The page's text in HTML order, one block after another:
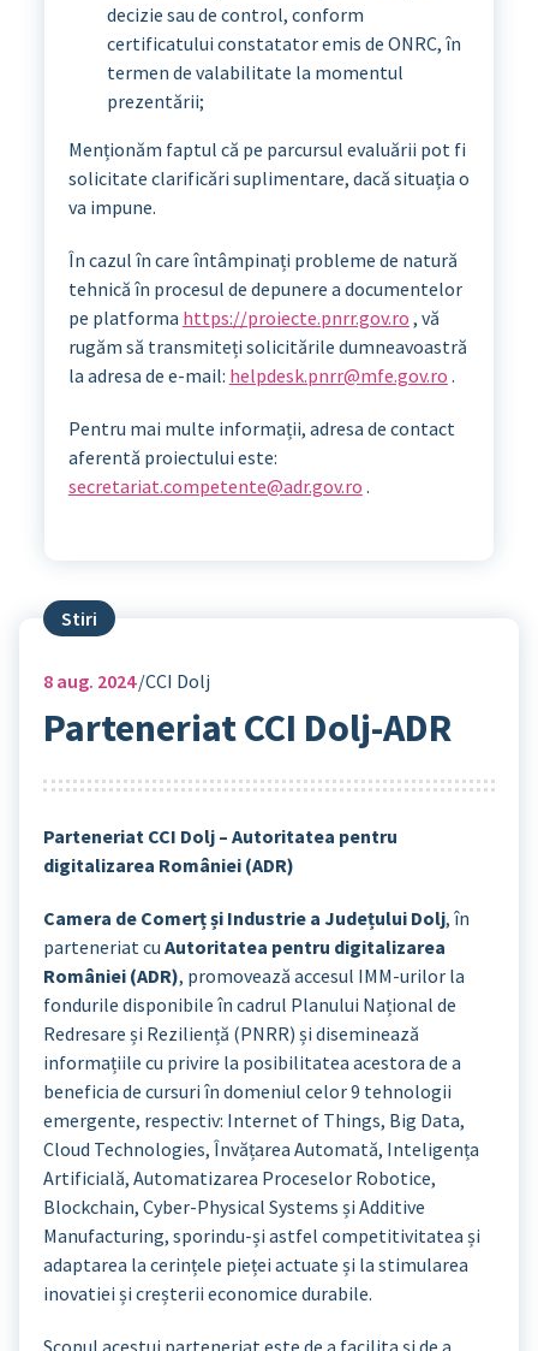
decizie sau de control, conform
certificatului constatator emis de ONRC, în
termen de valabilitate la momentul
prezentării;
Menționăm faptul că pe parcursul evaluării pot fi
solicitate clarificări suplimentare, dacă situația o
va impune.
În cazul în care întâmpinați probleme de natură
tehnică în procesul de depunere a documentelor
pe platforma https://proiecte.pnrr.gov.ro , vă
rugăm să transmiteți solicitările dumneavoastră
la adresa de e-mail: helpdesk.pnrr@mfe.gov.ro .
Pentru mai multe informații, adresa de contact
aferentă proiectului este:
secretariat.competente@adr.gov.ro .
Stiri
8 aug. 2024 CCI Dolj
Parteneriat CCI Dolj-ADR
Parteneriat CCI Dolj – Autoritatea pentru
digitalizarea României (ADR)
Camera de Comerț și Industrie a Județului Dolj, în
parteneriat cu Autoritatea pentru digitalizarea
României (ADR), promovează accesul IMM-urilor la
fondurile disponibile în cadrul Planului Național de
Redresare și Reziliență (PNRR) și diseminează
informațiile cu privire la posibilitatea acestora de a
beneficia de cursuri în domeniul celor 9 tehnologii
emergente, respectiv: Internet of Things, Big Data,
Cloud Technologies, Învățarea Automată, Inteligența
Artificială, Automatizarea Proceselor Robotice,
Blockchain, Cyber-Physical Systems și Additive
Manufacturing, sporindu-și astfel competitivitatea și
adaptarea la cerințele pieței actuate și la stimularea
inovatiei și creșterii economice durabile.